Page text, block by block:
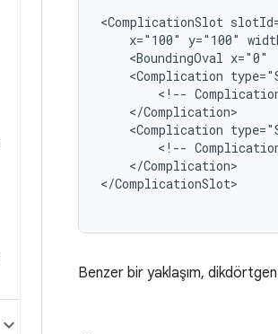
<ComplicationSlot
x="100" y="100"
<BoundingOval x="0"
<Complication
<!--
<Complication
<!--
</Complication>
</ComplicationSlot>
Benzer bir yaklaşım, dikdörtgen